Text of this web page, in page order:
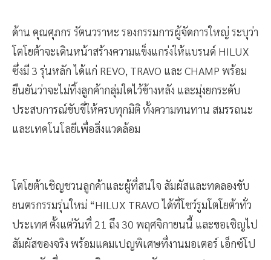
ด้าน คุณศุภกร รัตนวราหะ รองกรรมการผู้จัดการใหญ่ ระบุว่า
โตโยต้าจะเดินหน้าสร้างความแข็งแกร่งให้แบรนด์ HILUX
ซึ่งมี 3 รุ่นหลัก ได้แก่ REVO, TRAVO และ CHAMP พร้อม
ยืนยันว่าจะไม่ทิ้งลูกค้ากลุ่มใดไว้ข้างหลัง และมุ่งยกระดับ
ประสบการณ์ขับขี่ให้ครบทุกมิติ ทั้งความทนทาน สมรรถนะ
และเทคโนโลยีเพื่อสิ่งแวดล้อม
โตโยต้าเชิญชวนลูกค้าและผู้ที่สนใจ สัมผัสและทดลองขับ
ยนตรกรรมรุ่นใหม่ “HILUX TRAVO ได้ที่โชว์รูมโตโยต้าทั่ว
ประเทศ ตั้งแต่วันที่ 21 ถึง 30 พฤศจิกายนนี้ และขอเชิญไป
สัมผัสของจริง พร้อมแคมเปญพิเศษที่งานมอเตอร์ เอ็กซ์โป